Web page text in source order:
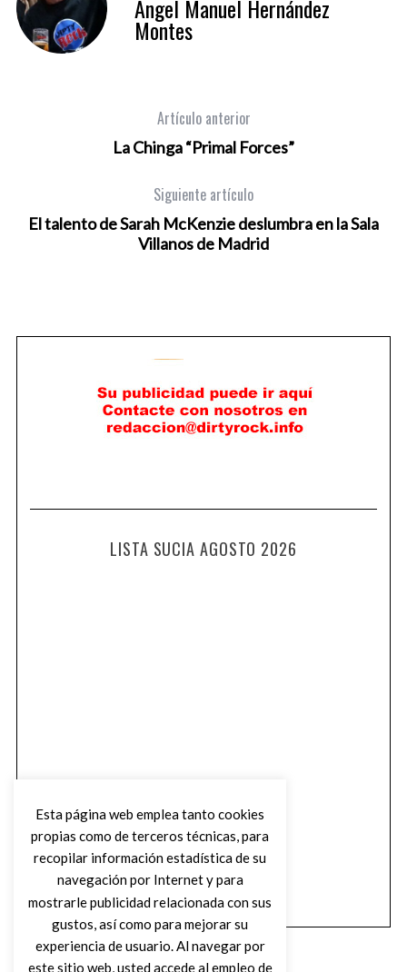
Ángel Manuel Hernández
Montes
Artículo anterior
La Chinga “Primal Forces”
Siguiente artículo
El talento de Sarah McKenzie deslumbra en la Sala
Villanos de Madrid
LISTA SUCIA AGOSTO 2026
Esta página web emplea tanto cookies
propias como de terceros técnicas, para
recopilar información estadística de su
navegación por Internet y para
mostrarle publicidad relacionada con sus
gustos, así como para mejorar su
experiencia de usuario. Al navegar por
este sitio web, usted accede al empleo de